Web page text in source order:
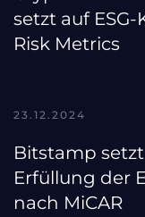
setzt auf
Risk Metrics
23.12.2024
Bitstamp
Erfüllung der
nach MiCAR